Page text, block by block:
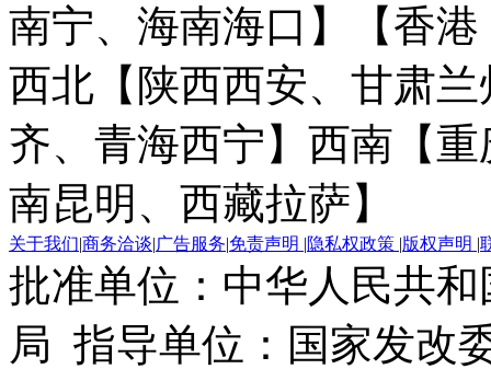
南宁、海南海口】
【香
西北【陕西西安、甘肃
齐、青海西宁】 西南【
南昆明、西藏拉萨】
关于我们|商务洽谈|广告服务|免责声明 |隐私权政策 |版权声明 |
批准单位：中华人民共
局 指导单位：国家发改